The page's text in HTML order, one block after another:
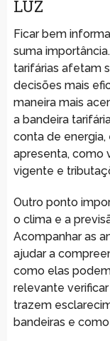
LUZ
Ficar bem
suma
tarifárias afetam
decisões mais
maneira mais
a bandeira
conta de
apresenta, como
vigente e
Outro ponto
o clima e a
Acompanhar as
ajudar a
como elas
relevante
trazem
bandeiras e